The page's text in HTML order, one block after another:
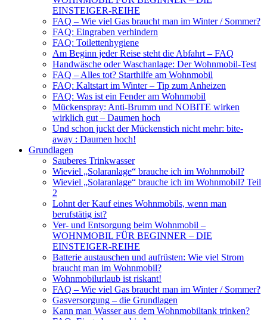
EINSTEIGER-REIHE
FAQ – Wie viel Gas braucht man im Winter / Sommer?
FAQ: Eingraben verhindern
FAQ: Toilettenhygiene
Am Beginn jeder Reise steht die Abfahrt – FAQ
Handwäsche oder Waschanlage: Der Wohnmobil-Test
FAQ – Alles tot? Starthilfe am Wohnmobil
FAQ: Kaltstart im Winter – Tip zum Anheizen
FAQ: Was ist ein Fender am Wohnmobil
Mückenspray: Anti-Brumm und NOBITE wirken
wirklich gut – Daumen hoch
Und schon juckt der Mückenstich nicht mehr: bite-
away : Daumen hoch!
Grundlagen
Sauberes Trinkwasser
Wieviel „Solaranlage“ brauche ich im Wohnmobil?
Wieviel „Solaranlage“ brauche ich im Wohnmobil? Teil
2
Lohnt der Kauf eines Wohnmobils, wenn man
berufstätig ist?
Ver- und Entsorgung beim Wohnmobil –
WOHNMOBIL FÜR BEGINNER – DIE
EINSTEIGER-REIHE
Batterie austauschen und aufrüsten: Wie viel Strom
braucht man im Wohnmobil?
Wohnmobilurlaub ist riskant!
FAQ – Wie viel Gas braucht man im Winter / Sommer?
Gasversorgung – die Grundlagen
Kann man Wasser aus dem Wohnmobiltank trinken?